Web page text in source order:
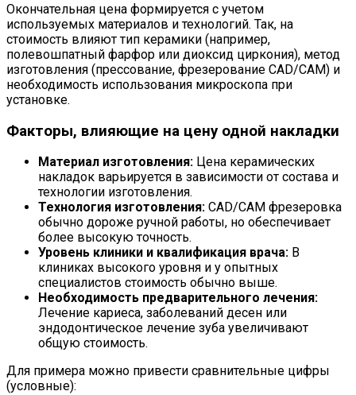
Окончательная цена формируется с учетом
используемых материалов и технологий. Так, на
стоимость влияют тип керамики (например,
полевошпатный фарфор или диоксид циркония), метод
изготовления (прессование, фрезерование CAD/CAM) и
необходимость использования микроскопа при
установке.
Факторы, влияющие на цену одной накладки
Материал изготовления: Цена керамических
накладок варьируется в зависимости от состава и
технологии изготовления.
Технология изготовления: CAD/CAM фрезеровка
обычно дороже ручной работы, но обеспечивает
более высокую точность.
Уровень клиники и квалификация врача: В
клиниках высокого уровня и у опытных
специалистов стоимость обычно выше.
Необходимость предварительного лечения:
Лечение кариеса, заболеваний десен или
эндодонтическое лечение зуба увеличивают
общую стоимость.
Для примера можно привести сравнительные цифры
(условные):